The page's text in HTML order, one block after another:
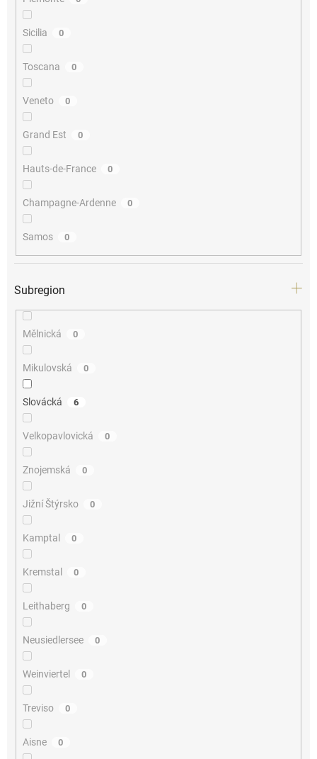
Sicilia 0
Toscana 0
Veneto 0
Grand Est 0
Hauts-de-France 0
Champagne-Ardenne 0
Samos 0
Subregion
Mělnická 0
Mikulovská 0
Slovácká 6
Velkopavlovická 0
Znojemská 0
Jižní Štýrsko 0
Kamptal 0
Kremstal 0
Leithaberg 0
Neusiedlersee 0
Weinviertel 0
Treviso 0
Aisne 0